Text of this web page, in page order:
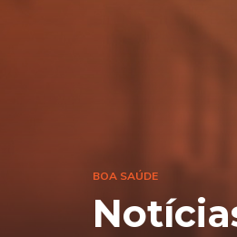
BOA SAÚDE